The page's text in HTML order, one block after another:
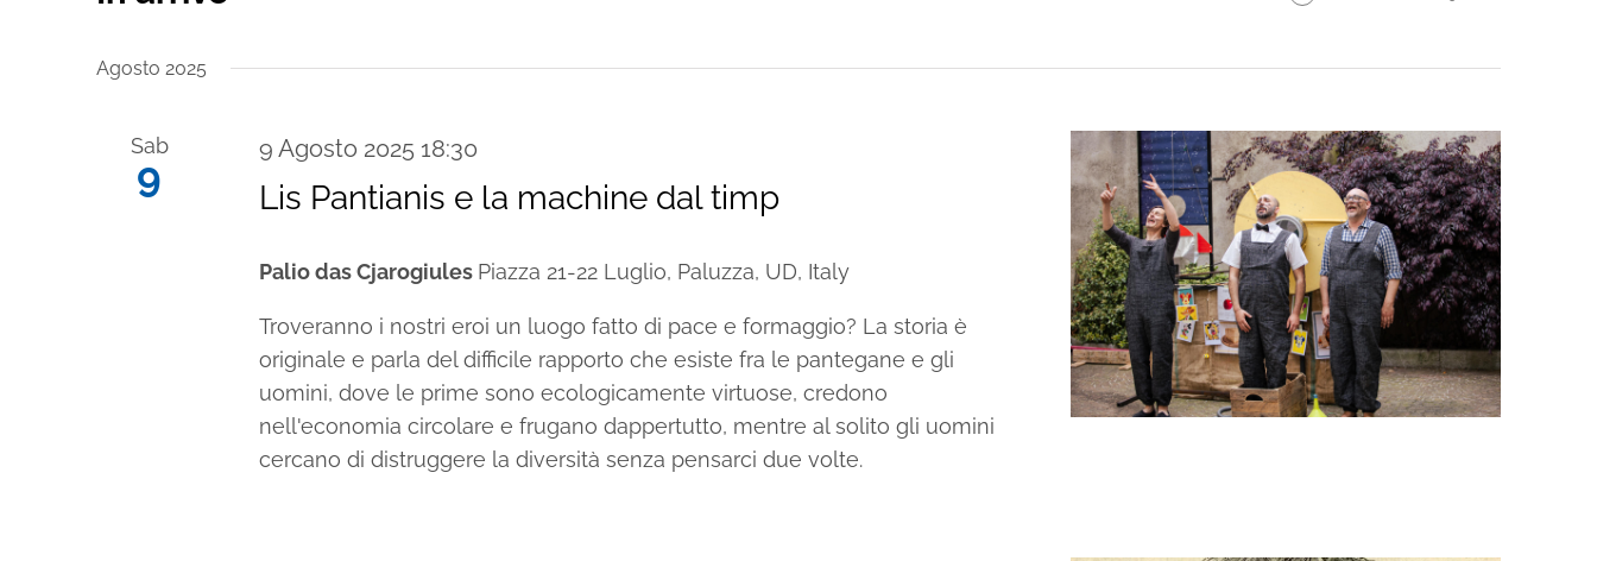
la
Agosto 2025
Sab
9
9 Agosto 2025 18:30
Lis Pantianis e la machine dal timp
Palio das Cjarogiules Piazza 21-22 Luglio, Paluzza, UD, Italy
Troveranno i nostri eroi un luogo fatto di pace e formaggio? La storia è
originale e parla del difficile rapporto che esiste fra le pantegane e gli
uomini, dove le prime sono ecologicamente virtuose, credono
nell'economia circolare e frugano dappertutto, mentre al solito gli uomini
cercano di distruggere la diversità senza pensarci due volte.